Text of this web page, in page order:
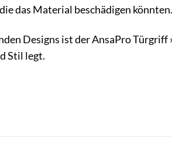
das Material beschädigen könnten.
Designs ist der AnsaPro
Stil legt.